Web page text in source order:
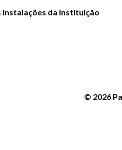
da Instituição
© 2026